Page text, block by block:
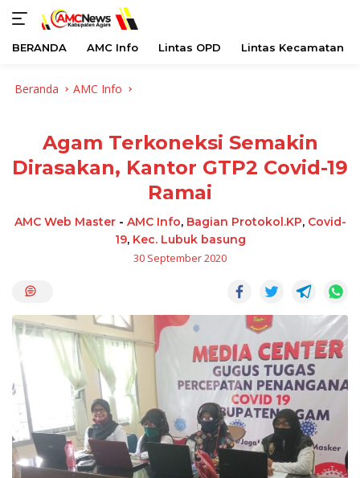
BERANDA AMC Info Lintas OPD Lintas Kecamatan
Beranda AMC Info
Agam Terkoneksi Semakin
Dirasakan, Kantor GTP2 Covid-19
Ramai
AMC Web Master- AMC Info, Bagian Protokol.KP, Covid-
19, Kec. Lubuk basung
30 September 2020